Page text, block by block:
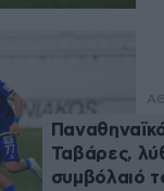
Ταβάρες,
συμβόλαιό